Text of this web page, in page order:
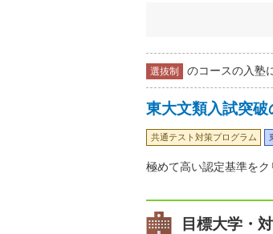
選抜制 のコースの入塾
東大文類入試突破
共通テスト対策プログラム
極めて高い認定基準を
目標大学・